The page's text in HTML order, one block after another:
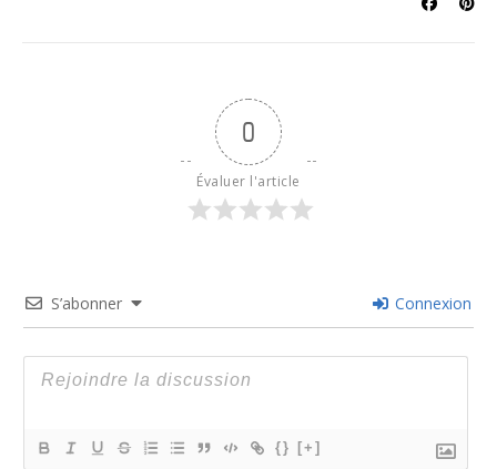
0
Évaluer l'article
S’abonner Connexion
{} [+]